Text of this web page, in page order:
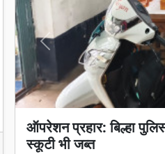
₹2549 करोड़ के टेंडर में
हिस्सेदारी वाली कंपनी को
Previous